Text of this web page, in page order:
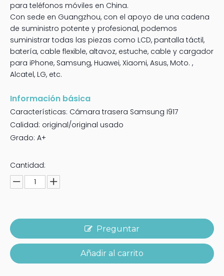
para teléfonos móviles en China.
Con sede en Guangzhou, con el apoyo de una cadena
de suministro potente y profesional, podemos
suministrar todas las piezas como LCD, pantalla táctil,
batería, cable flexible, altavoz, estuche, cable y cargador
para iPhone, Samsung, Huawei, Xiaomi, Asus, Moto. ,
Alcatel, LG, etc.
Información básica
Características: Cámara trasera Samsung I917
Calidad: original/original usado
Grado: A+
Cantidad:
Preguntar
Añadir al carrito